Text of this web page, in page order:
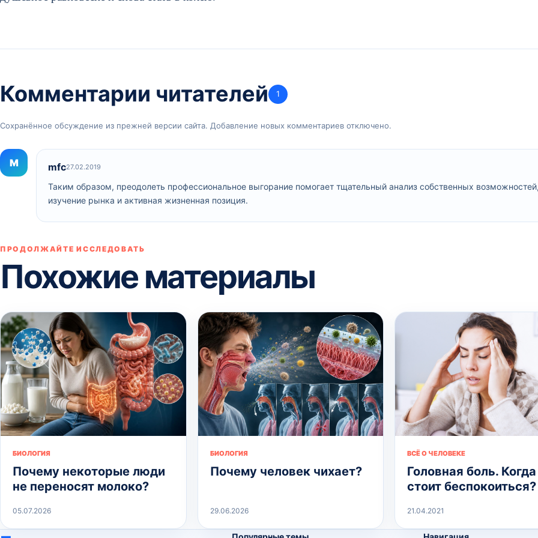
Комментарии читателей 1
Сохранённое обсуждение из прежней версии сайта. Добавление новых комментариев отключено.
M mfc27.02.2019
Таким образом, преодолеть профессиональное выгорание помогает тщательный анализ собственных
изучение рынка и активная жизненная позиция.
ПРОДОЛЖАЙТЕ ИССЛЕДОВАТЬ
Похожие материалы
БИОЛОГИЯ
Почему некоторые люди
не переносят молоко?
05.07.2026
БИОЛОГИЯ
Почему человек чихает?
29.06.2026
ВСЁ О ЧЕЛОВЕКЕ
Головная боль. Когда
стоит беспокоиться?
21.04.2021